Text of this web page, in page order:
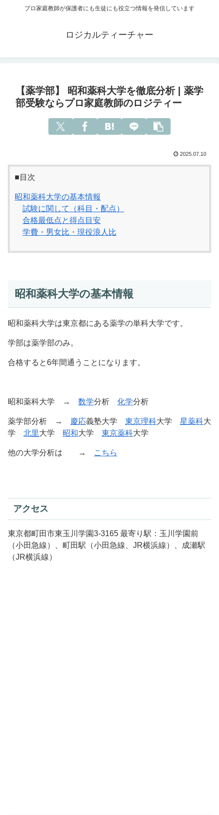
プロ家庭教師が保護者にも生徒にも役立つ情報を発信しています
ロジカルティーチャー
【薬学部】 昭和薬科大学を徹底分析 | 薬学
部受験ならプロ家庭教師のロジティー
2025.07.10
■目次
昭和薬科大学の基本情報
試験に関して（科目・配点）
合格最低点と得点目安
学費・男女比・現役浪人比
昭和薬科大学の基本情報
昭和薬科大学は東京都にある薬学の単科大学です。
学部は薬学部のみ。
合格すると6年間通うことになります。
昭和薬科大学 → 数学分析 化学分析
薬学部分析 → 慶応義塾大学 東京理科大学 星薬科大
学 北里大学 昭和大学 東京薬科大学
他の大学分析は → こちら
アクセス
東京都町田市東玉川学園3-3165 最寄り駅：玉川学園前
（小田急線）、町田駅（小田急線、JR横浜線）、成瀬駅
（JR横浜線）